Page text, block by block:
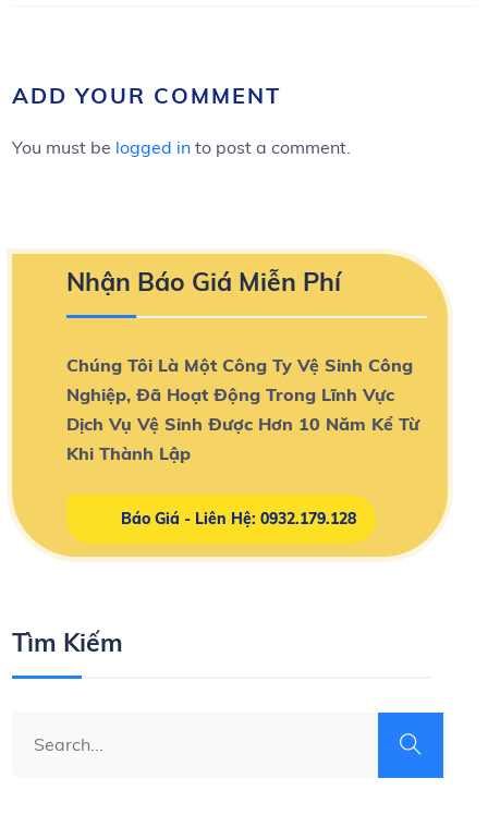
ADD YOUR COMMENT
You must be logged in to post a comment.
Nhận Báo Giá Miễn Phí
Chúng Tôi Là Một Công Ty Vệ Sinh Công
Nghiệp, Đã Hoạt Động Trong Lĩnh Vực
Dịch Vụ Vệ Sinh Được Hơn 10 Năm Kể Từ
Khi Thành Lập
Báo Giá - Liên Hệ: 0932.179.128
Tìm Kiếm